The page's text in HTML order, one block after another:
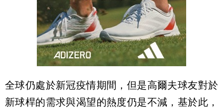
全球仍處於新冠疫情期間，但是高爾夫球友對於
新球桿的需求與渴望的熱度仍是不減，基於此，